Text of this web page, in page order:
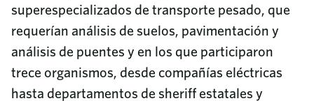
superespecializados de transporte pesado, que
requerían análisis de suelos, pavimentación y
análisis de puentes y en los que participaron
trece organismos, desde compañías eléctricas
hasta departamentos de sheriff estatales y